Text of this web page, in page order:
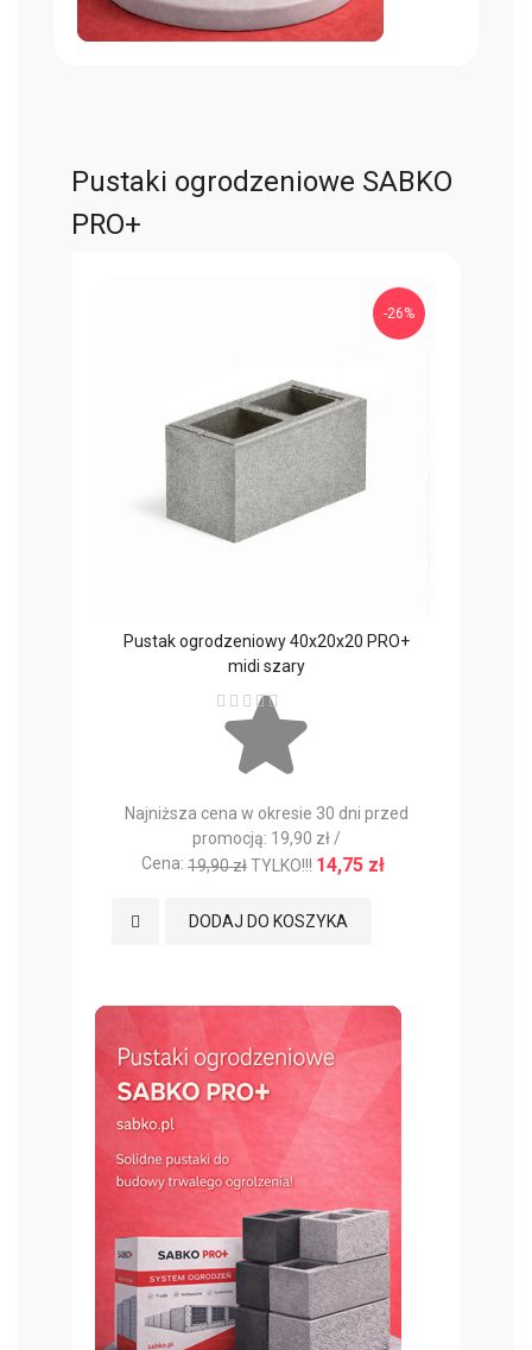
Pustaki ogrodzeniowe SABKO
PRO+
-26%
Pustak ogrodzeniowy 40x20x20 PRO+
midi szary
Ocena:
Najniższa cena w okresie 30 dni przed
promocją: 19,90 zł /
Cena: 19,90 złTYLKO!!! 14,75 zł
DODAJ DO KOSZYKA
Dodaj do Ulubionych